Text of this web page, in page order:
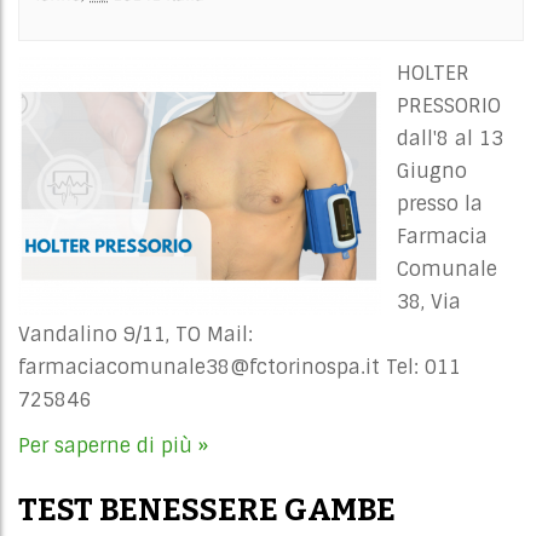
HOLTER
PRESSORIO
dall'8 al 13
Giugno
presso la
Farmacia
Comunale
38, Via
Vandalino 9/11, TO Mail:
farmaciacomunale38@fctorinospa.it Tel: 011
725846
Per saperne di più »
TEST BENESSERE GAMBE